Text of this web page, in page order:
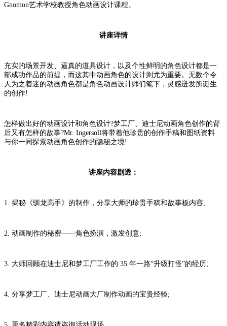
Gnomon艺术学校教授角色动画设计课程。
讲座详情
充实的场景开发、逼真的道具设计，以及个性鲜明的角色设计都是一
部成功作品的前提，而这其中动画角色的设计则尤为重要。无数个令
人为之着迷的动画角色都是角色动画设计师们笔下，灵感迸发所诞生
的创作!
怎样做出好的动画设计和角色设计?梦工厂、迪士尼动画角色创作的背
后又有怎样的故事?Mr. Ingersoll将带着他珍贵的创作手稿和图纸资料
与你一同探索动画角色创作的隐秘之境!
讲座内容剧透：
1. 揭秘《驯龙高手》的制作，分享大师的珍贵手稿和故事板内容;
2. 动画制作的秘密——角色扮演，激发创意;
3. 大师回顾在迪士尼和梦工厂工作的 35 年一路“升级打怪”的经历;
4. 分享梦工厂、迪士尼动画大厂制作动画的宝贵经验;